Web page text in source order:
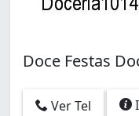
Doce Festas
Ver Tel